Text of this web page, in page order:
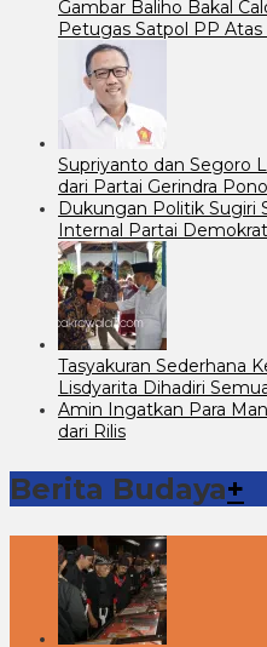
Gambar Baliho Bakal
Petugas Satpol PP Atas
Supriyanto dan Segoro
dari Partai Gerindra
Dukungan Politik Sugiri
Internal Partai
Tasyakuran Sederhana
Lisdyarita Dihadiri
Amin Ingatkan Para
dari Rilis
Berita Budaya+